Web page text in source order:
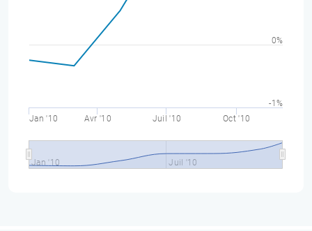
Jan '10 Avr '10 Juil '10 Oct '10
Jan '10 Juil '10
-1%
0%